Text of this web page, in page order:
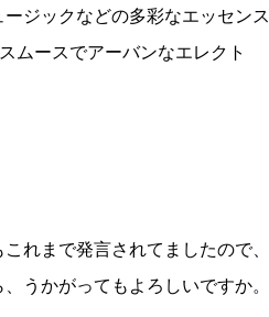
ジックなどの多彩なエッセンス
ムースでアーバンなエレクト
れまで発言されてましたので、
うかがってもよろしいですか。